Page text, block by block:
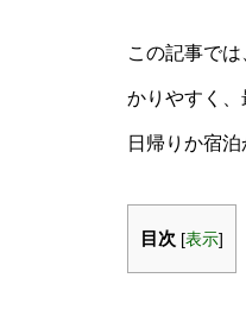
この記事で
かりやすく、
日帰りか宿
目次 [表示]